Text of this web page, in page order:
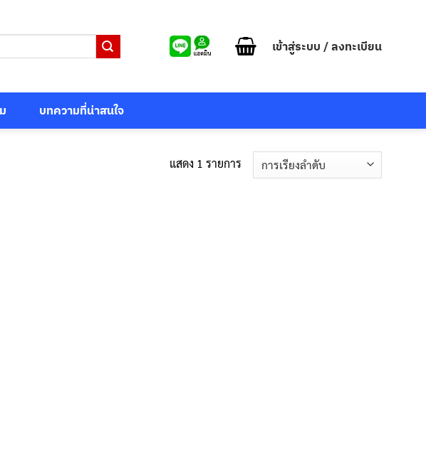
เข้าสู่ระบบ / ลงทะเบียน
บทความที่น่าสนใจ
แสดง 1 รายการ